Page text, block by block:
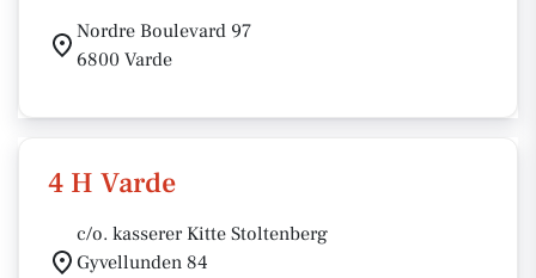
Nordre Boulevard 97
6800 Varde
4 H Varde
c/o. kasserer Kitte Stoltenberg
Gyvellunden 84